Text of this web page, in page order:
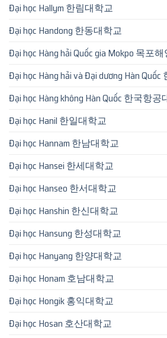
Đại học Hallym 한림대학교
Đại học Handong 한동대학교
Đại học Hàng hải Quốc gia Mokpo 목포
Đại học Hàng hải và Đại dương Hàn
Đại học Hàng không Hàn Quốc 한국항공
Đại học Hanil 한일대학교
Đại học Hannam 한남대학교
Đại học Hansei 한세대학교
Đại học Hanseo 한서대학교
Đại học Hanshin 한신대학교
Đại học Hansung 한성대학교
Đại học Hanyang 한양대학교
Đại học Honam 호남대학교
Đại học Hongik 홍익대학교
Đại học Hosan 호산대학교